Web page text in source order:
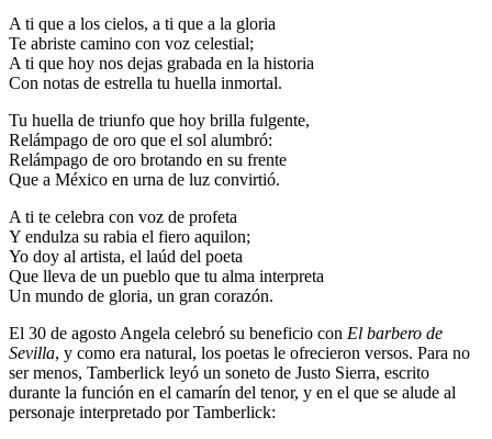
A ti que a los cielos, a ti que a la gloria
Te abriste camino con voz celestial;
A ti que hoy nos dejas grabada en la historia
Con notas de estrella tu huella inmortal.
Tu huella de triunfo que hoy brilla fulgente,
Relámpago de oro que el sol alumbró:
Relámpago de oro brotando en su frente
Que a México en urna de luz convirtió.
A ti te celebra con voz de profeta
Y endulza su rabia el fiero aquilon;
Yo doy al artista, el laúd del poeta
Que lleva de un pueblo que tu alma interpreta
Un mundo de gloria, un gran corazón.
El 30 de agosto Angela celebró su beneficio con El barbero de
Sevilla, y como era natural, los poetas le ofrecieron versos. Para no
ser menos, Tamberlick leyó un soneto de Justo Sierra, escrito
durante la función en el camarín del tenor, y en el que se alude al
personaje interpretado por Tamberlick: